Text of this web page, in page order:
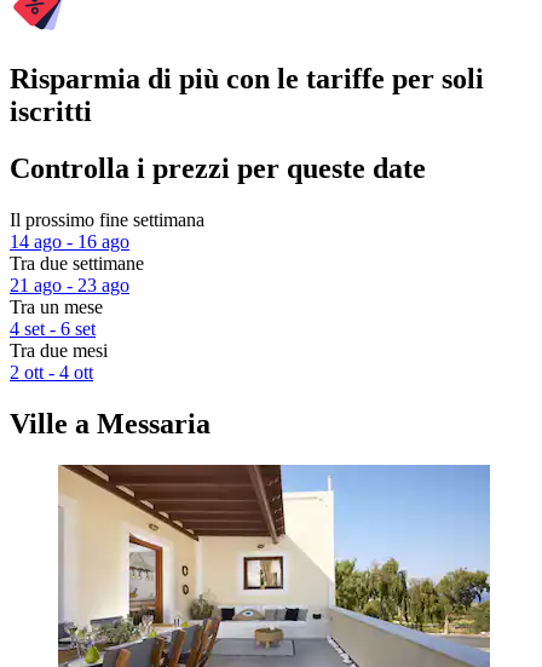
Risparmia di più con le tariffe per soli
iscritti
Controlla i prezzi per queste date
Il prossimo fine settimana
14 ago - 16 ago
Tra due settimane
21 ago - 23 ago
Tra un mese
4 set - 6 set
Tra due mesi
2 ott - 4 ott
Ville a Messaria